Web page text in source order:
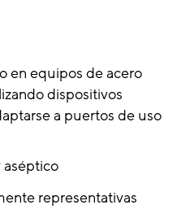
en equipos de acero
dispositivos
a puertos de uso
representativas